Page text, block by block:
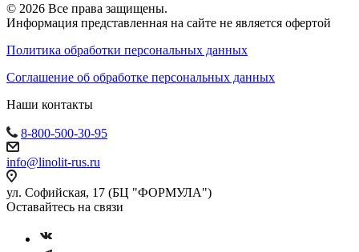
© 2026 Все права защищены.
Информация представленная на сайте не является офертой
Политика обработки персональных данных
Соглашение об обработке персональных данных
Наши контакты
8-800-500-30-95
info@linolit-rus.ru
ул. Софийская, 17 (БЦ "ФОРМУЛА")
Оставайтесь на связи